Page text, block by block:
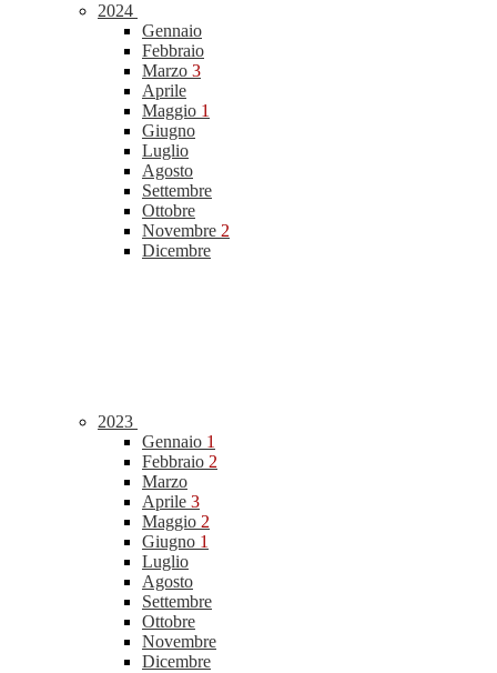
2024
Gennaio
Febbraio
Marzo 3
Aprile
Maggio 1
Giugno
Luglio
Agosto
Settembre
Ottobre
Novembre 2
Dicembre
2023
Gennaio 1
Febbraio 2
Marzo
Aprile 3
Maggio 2
Giugno 1
Luglio
Agosto
Settembre
Ottobre
Novembre
Dicembre